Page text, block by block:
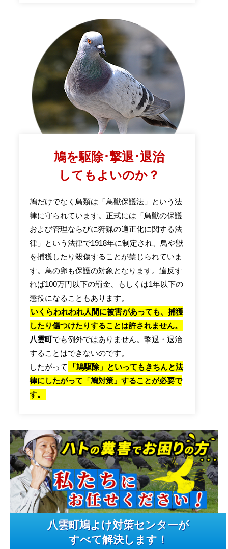
鳩を駆除･撃退･退治
してもよいのか？
鳩だけでなく鳥類は「鳥獣保護法」という法
律に守られています。正式には「鳥獣の保護
および管理ならびに狩猟の適正化に関する法
律」という法律で1918年に制定され、鳥や獣
を捕獲したり殺傷することが禁じられていま
す。鳥の卵も保護の対象となります。違反す
れば100万円以下の罰金、もしくは1年以下の
懲役になることもあります。
いくらわれわれ人間に被害があっても、捕獲
したり傷つけたりすることは許されません。
八雲町でも例外ではありません。撃退・退治
することはできないのです。
したがって
「鳩駆除」といってもきちんと法
律にしたがって「鳩対策」することが必要で
す。
八雲町鳩よけ対策センターが
すべて解決します！